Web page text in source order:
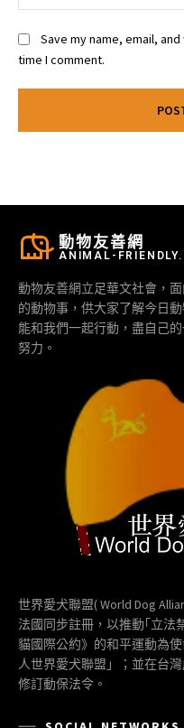
Save my name, email,
time I comment.
動物友善網
ANIMAL-
動物友善網立足華文社會，
的動物事，供大家了解今日
能和我們一起行動，盡自己
努力。
世界愛犬聯盟( World Dog
法國同步註冊，以推動｢立法
貓國際公約》的和平運動為
人世界愛犬聯盟」；並在台
修訂動保法令。